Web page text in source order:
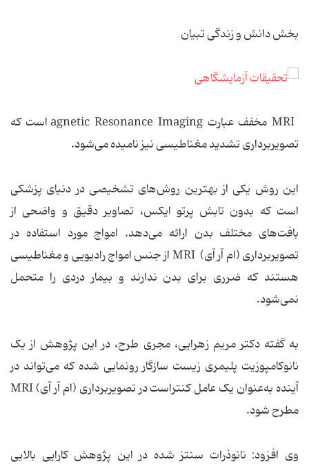
بخش دانش و زندگی تبیان
MRI مخفف عبارت agnetic Resonance Imaging است که
تصویربرداری تشدید مغناطیسی نیز نامیده می‌شود.
این روش یکی از بهترین روش‌های تشخیصی در دنیای پزشکی
است که بدون تابش پرتو ایکس، تصاویر دقیق و واضحی از
بافت‌های مختلف بدن ارائه می‌دهد. امواج مورد استفاده در
تصویربرداری (ام آر آی) MRI از جنس امواج رادیویی و مغناطیسی
هستند که ضرری برای بدن ندارند و بیمار دردی را متحمل
نمی‌شود.
به گفته‌ دکتر مریم زهرایی، مجری طرح، در این پژوهش از یک
نانوکامپوزیت پلیمری زیست سازگار رونمایی شده که می‌تواند در
آینده به‌عنوان یک عامل کنتراست در تصویربرداری (ام آر آی) MRI
مطرح شود.
وی افزود: نانوذرات سنتز شده در این پژوهش کارایی بالایی